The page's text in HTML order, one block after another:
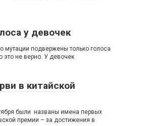
у девочек
мутации подвержены только голоса
это не верно. У девочек
в китайской
были названы имена первых
премии – за достижения в